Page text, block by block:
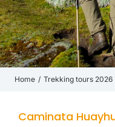
You are here:
Home Trekking tours 2026
Caminata